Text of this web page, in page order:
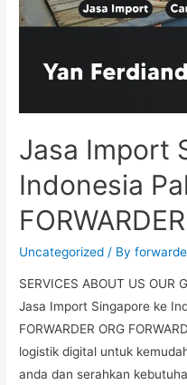
Jasa Import
Indonesia
Uncategorized / By
SERVICES ABOUT US OUR
Jasa Import Singapore ke
FORWARDER ORG
logistik digital untuk
anda dan serahkan